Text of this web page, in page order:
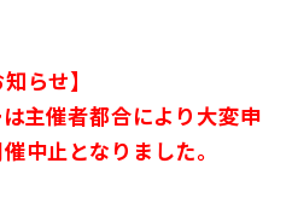
らせ】
主催者都合により大変申
中止となりました。